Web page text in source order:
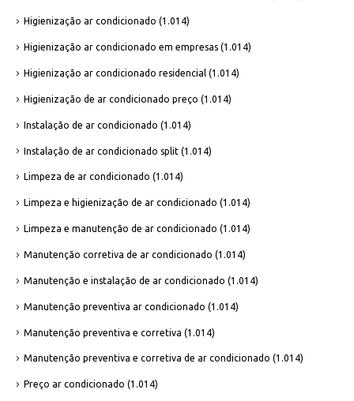
Higienização ar condicionado (1.014)
Higienização ar condicionado em empresas (1.014)
Higienização ar condicionado residencial (1.014)
Higienização de ar condicionado preço (1.014)
Instalação de ar condicionado (1.014)
Instalação de ar condicionado split (1.014)
Limpeza de ar condicionado (1.014)
Limpeza e higienização de ar condicionado (1.014)
Limpeza e manutenção de ar condicionado (1.014)
Manutenção corretiva de ar condicionado (1.014)
Manutenção e instalação de ar condicionado (1.014)
Manutenção preventiva ar condicionado (1.014)
Manutenção preventiva e corretiva (1.014)
Manutenção preventiva e corretiva de ar condicionado (1.014)
Preço ar condicionado (1.014)